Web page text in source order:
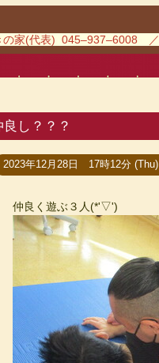
家(代表) 045–937–6008
良し？？？
2023年12月28日 17時12分 (Thu)
仲良く遊ぶ３人(*'▽')